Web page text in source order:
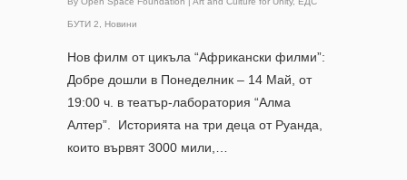
БУТИ 2 Новини
Нов филм от цикъла “Африкански филми”:
Добре дошли в Понеделник – 14 Май, от
19:00 ч. в театър-лаборатория “Алма
Алтер”. Историята на три деца от Руанда,
които вървят 3000 мили,…